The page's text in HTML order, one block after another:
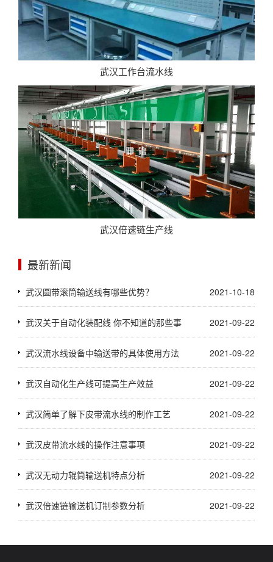
武汉工作台流水线
武汉倍速链生产线
最新新闻
武汉圆带滚筒输送线有哪些优势？ 2021-10-18
武汉关于自动化装配线 你不知道的那些事 2021-09-22
武汉流水线设备中输送带的具体使用方法 2021-09-22
武汉自动化生产线可提高生产效益 2021-09-22
武汉简单了解下皮带流水线的制作工艺 2021-09-22
武汉皮带流水线的操作注意事项 2021-09-22
武汉无动力辊筒输送机特点分析 2021-09-22
武汉倍速链输送机订制参数分析 2021-09-22